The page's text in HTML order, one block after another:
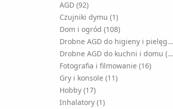
AGD (92)
Czujniki dymu (1)
Dom i ogród (108)
Drobne AGD do higieny i pielęgnacji (49)
Drobne AGD do kuchni i domu (125)
Fotografia i filmowanie (16)
Gry i konsole (11)
Hobby (17)
Inhalatory (1)